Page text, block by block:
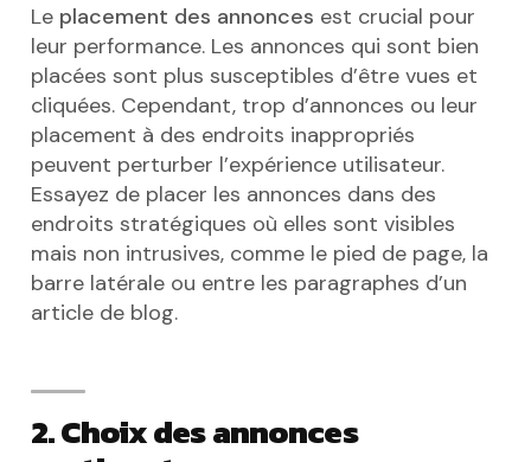
Le placement des annonces est crucial pour
leur performance. Les annonces qui sont bien
placées sont plus susceptibles d’être vues et
cliquées. Cependant, trop d’annonces ou leur
placement à des endroits inappropriés
peuvent perturber l’expérience utilisateur.
Essayez de placer les annonces dans des
endroits stratégiques où elles sont visibles
mais non intrusives, comme le pied de page, la
barre latérale ou entre les paragraphes d’un
article de blog.
2. Choix des annonces